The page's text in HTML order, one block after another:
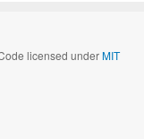
licensed underMIT